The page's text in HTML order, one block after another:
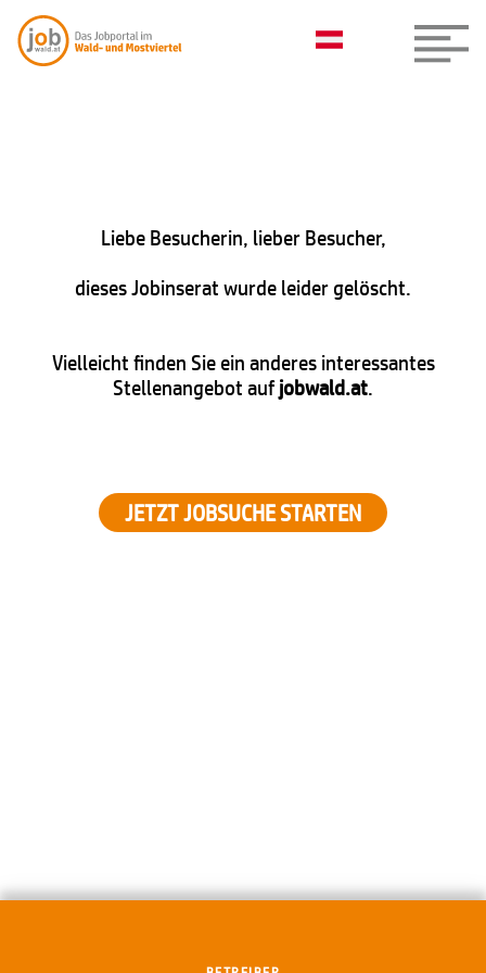
Liebe Besucherin, lieber Besucher,
dieses Jobinserat wurde leider gelöscht.
Vielleicht finden Sie ein anderes interessantes
Stellenangebot aufjobwald.at.
JETZT JOBSUCHE STARTEN